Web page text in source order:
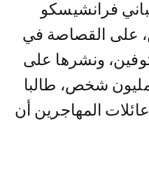
فرانشيسكو
على القصاصة في
ونشرها على
مليون شخص، طالبا
المهاجرين أن